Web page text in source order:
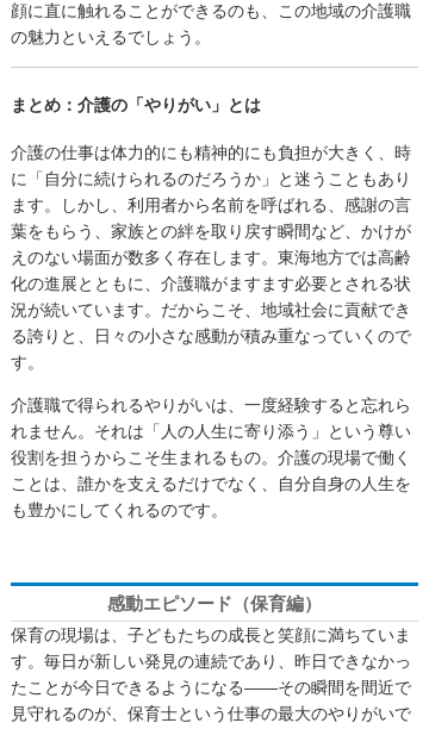
顔に直に触れることができるのも、この地域の介護職
の魅力といえるでしょう。
まとめ：介護の「やりがい」とは
介護の仕事は体力的にも精神的にも負担が大きく、時
に「自分に続けられるのだろうか」と迷うこともあり
ます。しかし、利用者から名前を呼ばれる、感謝の言
葉をもらう、家族との絆を取り戻す瞬間など、かけが
えのない場面が数多く存在します。東海地方では高齢
化の進展とともに、介護職がますます必要とされる状
況が続いています。だからこそ、地域社会に貢献でき
る誇りと、日々の小さな感動が積み重なっていくので
す。
介護職で得られるやりがいは、一度経験すると忘れら
れません。それは「人の人生に寄り添う」という尊い
役割を担うからこそ生まれるもの。介護の現場で働く
ことは、誰かを支えるだけでなく、自分自身の人生を
も豊かにしてくれるのです。
感動エピソード（保育編）
保育の現場は、子どもたちの成長と笑顔に満ちていま
す。毎日が新しい発見の連続であり、昨日できなかっ
たことが今日できるようになる――その瞬間を間近で
見守れるのが、保育士という仕事の最大のやりがいで